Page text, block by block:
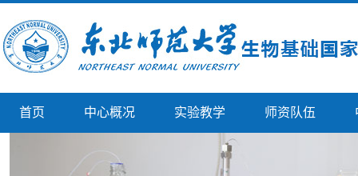
首页 中心概况 实验教学 师资队伍